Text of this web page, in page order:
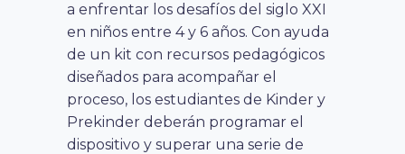
a enfrentar los desafíos del siglo XXI
en niños entre 4 y 6 años. Con ayuda
de un kit con recursos pedagógicos
diseñados para acompañar el
proceso, los estudiantes de Kinder y
Prekinder deberán programar el
dispositivo y superar una serie de